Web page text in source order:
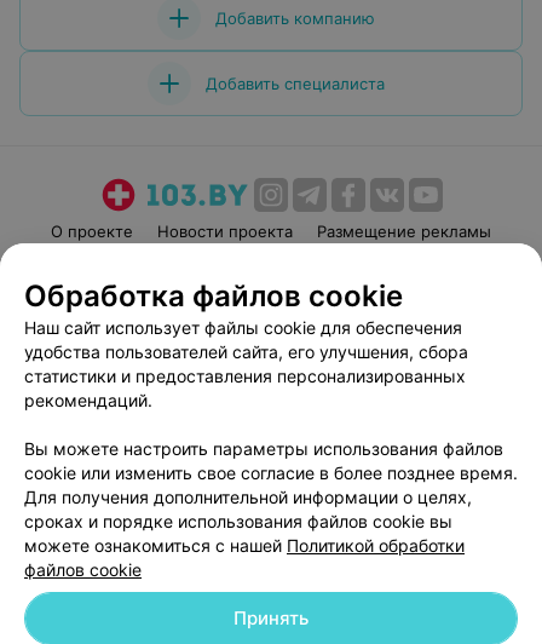
Добавить компанию
Добавить специалиста
О проекте Новости проекта
Размещение рекламы
Пользовательское соглашение
Способы оплаты
Вакансии
Партнеры
Написать руководителю 103.by
Обработка персональных данных
© 2026 ООО «Артокс Лаб», УНП 191700409 | 220012, Республика Беларусь,
Обработка файлов cookie
Наш сайт использует файлы cookie для обеспечения
удобства пользователей сайта, его улучшения, сбора
статистики и предоставления персонализированных
рекомендаций.
Вы можете настроить параметры использования файлов
cookie или изменить свое согласие в более позднее время.
Для получения дополнительной информации о целях,
сроках и порядке использования файлов cookie вы
можете ознакомиться с нашей Политикой обработки
файлов cookie
Принять